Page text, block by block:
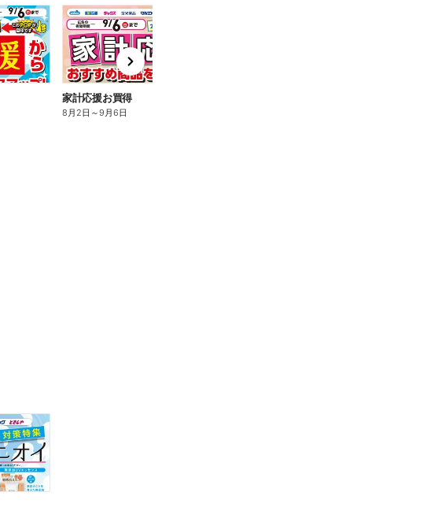
家計応援お買得
8月2日 ～9月6日
n
e
x
t